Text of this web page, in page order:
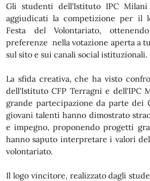
Gli studenti dell'Istituto IPC
aggiudicati la competizione per il
Festa del Volontariato,
preferenze nella votazione aperta a
sul sito e sui canali social istituzionali.
La sfida creativa, che ha visto
dell'Istituto CFP Terragni e dell'IPC
grande partecipazione da parte dei
giovani talenti hanno dimostrato
e impegno, proponendo progetti
hanno saputo interpretare i valori
volontariato.
Il logo vincitore, realizzato dagli